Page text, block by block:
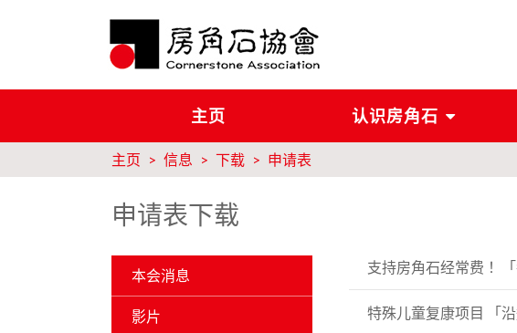
主页 认识房角石
主页 信息 下载 申请表
申请表下载
本会消息
影片
支持房角石经常费！
特殊儿童复康项目 「